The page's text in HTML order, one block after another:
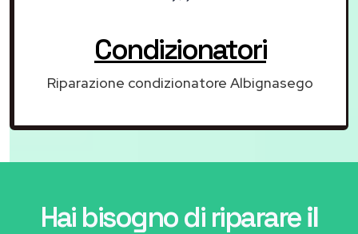
Condizionatori
Riparazione condizionatore Albignasego
Hai bisogno di riparareil